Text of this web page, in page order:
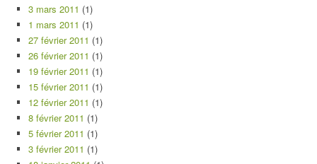
3 mars 2011 (1)
1 mars 2011 (1)
27 février 2011 (1)
26 février 2011 (1)
19 février 2011 (1)
15 février 2011 (1)
12 février 2011 (1)
8 février 2011 (1)
5 février 2011 (1)
3 février 2011 (1)